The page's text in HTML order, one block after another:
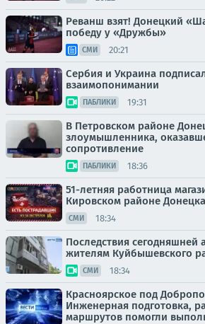
Реванш взят! Донецкий
победу у «Дружбы»
СМИ 20:21
Сербия и Украина
взаимопонимании
ПАБЛИКИ 19:31
В Петровском районе
злоумышленника,
сопротивление
ПАБЛИКИ 18:36
51-летняя работница
Кировском районе Донецка
СМИ 18:34
Последствия
жителям Куйбышевского
СМИ 18:34
Красноярское под
Инженерная подготовка,
маршрутов помогли